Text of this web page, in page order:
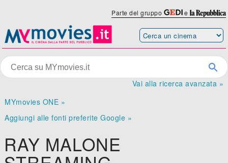
Parte del gruppo e
Vai alla ricerca avanzata »
MYmovies ONE »
Aggiungi alle fonti preferite Google »
RAY MALONE